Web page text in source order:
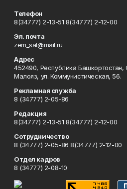
Телефон
8(34777) 2-13-51 8(34777) 2-12-00
Эл. почта
zem_sal@mail.ru
Адрес
452490, Республика Башкортостан,
Малояз, ул. Коммунистическая, 56.
Рекламная служба
8 (34777) 2-05-86
Редакция
8(34777) 2-13-51 8(34777) 2-12-00
Сотрудничество
8 (34777) 2-05-86 8(34777) 2-12-00
Отдел кадров
8 (34777) 2-08-10